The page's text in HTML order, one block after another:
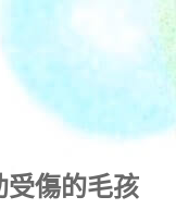
受傷的毛孩